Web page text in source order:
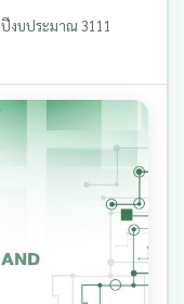
ปีงบประมาณ 3111